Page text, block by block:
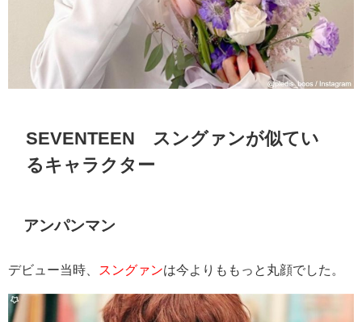
SEVENTEEN スングァンが似てい
るキャラクター
アンパンマン
デビュー当時、 スングァンは今よりももっと丸顔でした。